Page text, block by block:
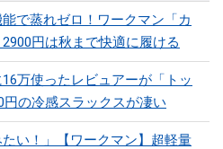
で蒸れゼロ！ワークマン「カ
円は秋まで快適に履ける
万使ったレビュアーが「トッ
の冷感スラックスが凄い
たい！」【ワークマン】超軽量